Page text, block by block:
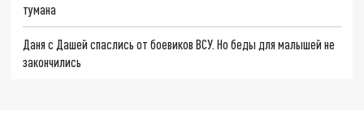
тумана
Даня с Дашей спаслись от боевиков ВСУ. Но беды для малышей не
закончились